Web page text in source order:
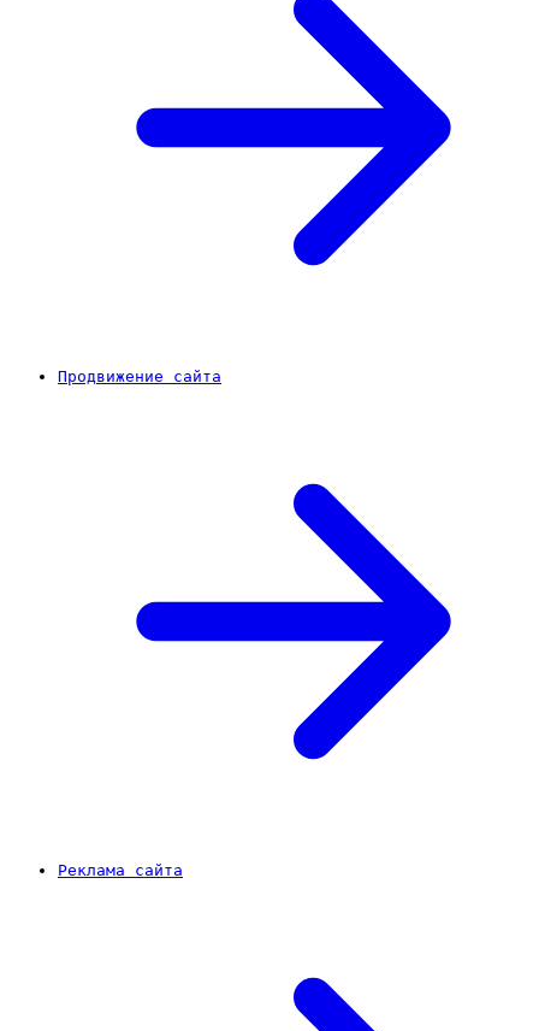
Продвижение сайта
Реклама сайта